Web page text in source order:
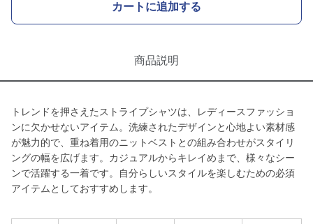
カートに追加する
商品説明
トレンドを押さえたストライプシャツは、レディースファッショ
ンに欠かせないアイテム。洗練されたデザインと心地よい素材感
が魅力的で、重ね着用のニットベストとの組み合わせがスタイリ
ングの幅を広げます。カジュアルからキレイめまで、様々なシー
ンで活躍する一着です。自分らしいスタイルを楽しむための必須
アイテムとしておすすめします。